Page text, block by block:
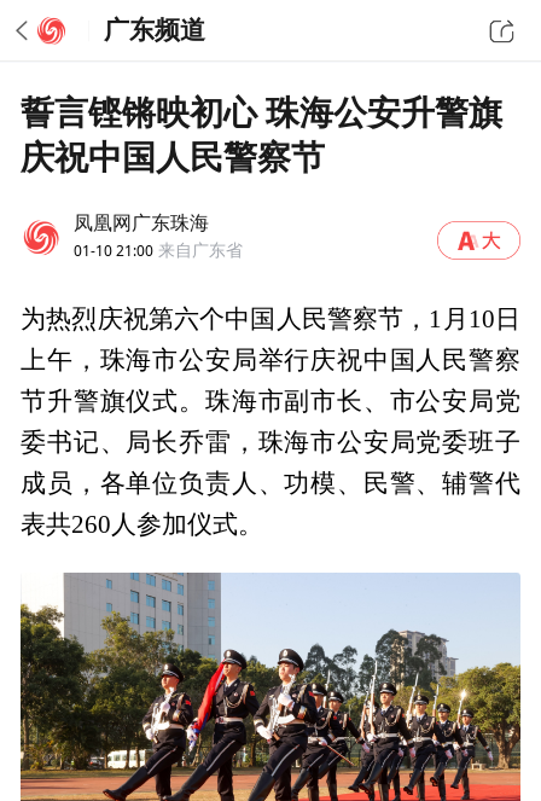
广东频道
誓言铿锵映初心 珠海公安升警旗
庆祝中国人民警察节
凤凰网广东珠海
01-10 21:00 来自广东省
为热烈庆祝第六个中国人民警察节，1月10日
上午，珠海市公安局举行庆祝中国人民警察
节升警旗仪式。珠海市副市长、市公安局党
委书记、局长乔雷，珠海市公安局党委班子
成员，各单位负责人、功模、民警、辅警代
表共260人参加仪式。